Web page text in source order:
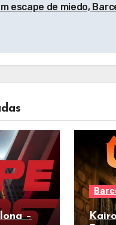
escape de miedo,
–